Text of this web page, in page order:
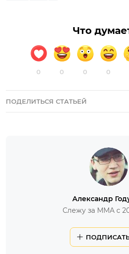
Что
0 0 0 0
ПОДЕЛИТЬСЯ СТАТЬЕЙ
Александр
Слежу за ММА с